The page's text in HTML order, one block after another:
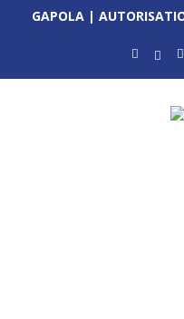
GAPOLA |